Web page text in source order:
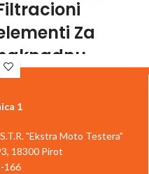
Za
ili
703 5900
1
"Ekstra Moto Testera"
18300 Pirot
166